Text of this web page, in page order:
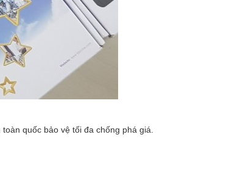
quốc bảo vệ tối đa chống phá giá.